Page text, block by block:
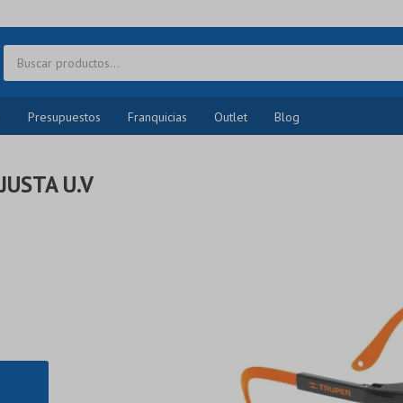
Presupuestos Franquicias Outlet Blog
U.V